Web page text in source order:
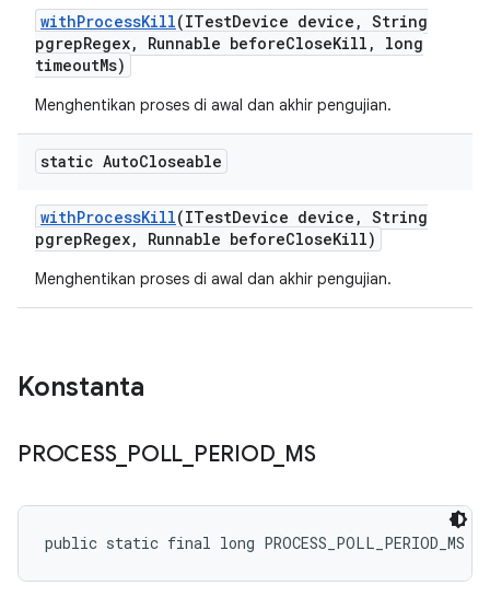
withProcessKill(ITestDevice device , String
pgrepRegex, Runnable beforeCloseKill ,
long
timeoutMs)
Menghentikan proses di awal dan akhir pengujian.
static AutoCloseable
withProcessKill(ITestDevice device , String
pgrepRegex, Runnable beforeCloseKill)
Menghentikan proses di awal dan akhir pengujian.
Konstanta
PROCESS_ POLL PERIOD_ MS
public static final long PROCESS_POLL_PERIOD_MS